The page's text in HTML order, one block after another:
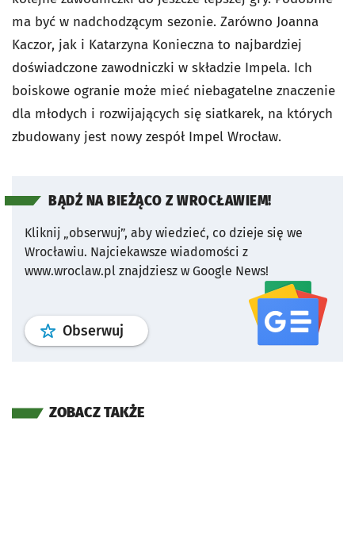
ma być w nadchodzącym sezonie. Zarówno Joanna
Kaczor, jak i Katarzyna Konieczna to najbardziej
doświadczone zawodniczki w składzie Impela. Ich
boiskowe ogranie może mieć niebagatelne znaczenie
dla młodych i rozwijających się siatkarek, na których
zbudowany jest nowy zespół Impel Wrocław.
BĄDŹ NA BIEŻĄCO Z WROCŁAWIEM!
Kliknij „obserwuj”, aby wiedzieć, co dzieje się we
Wrocławiu. Najciekawsze wiadomości z
www.wroclaw.pl znajdziesz w Google News!
Obserwuj profil serwisu
ZOBACZ TAKŻE